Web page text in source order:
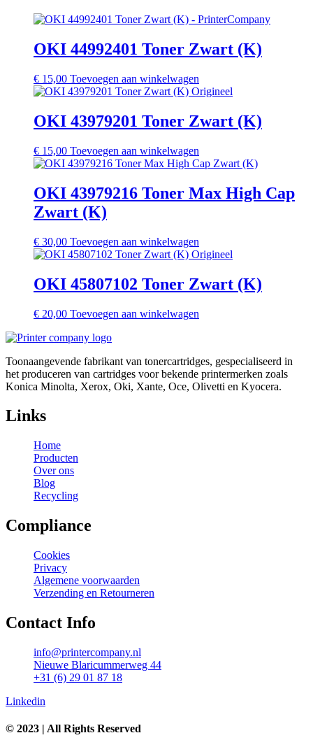
OKI 44992401 Toner Zwart (K)
€ 15,00 Toevoegen aan winkelwagen
OKI 43979201 Toner Zwart (K)
€ 15,00 Toevoegen aan winkelwagen
OKI 43979216 Toner Max High Cap
Zwart (K)
€ 30,00 Toevoegen aan winkelwagen
OKI 45807102 Toner Zwart (K)
€ 20,00 Toevoegen aan winkelwagen
Toonaangevende fabrikant van tonercartridges, gespecialiseerd in
het produceren van cartridges voor bekende printermerken zoals
Konica Minolta, Xerox, Oki, Xante, Oce, Olivetti en Kyocera.
Links
Home
Producten
Over ons
Blog
Recycling
Compliance
Cookies
Privacy
Algemene voorwaarden
Verzending en Retourneren
Contact Info
info@printercompany.nl
Nieuwe Blaricummerweg 44
+31 (6) 29 01 87 18
Linkedin
© 2023 | All Rights Reserved